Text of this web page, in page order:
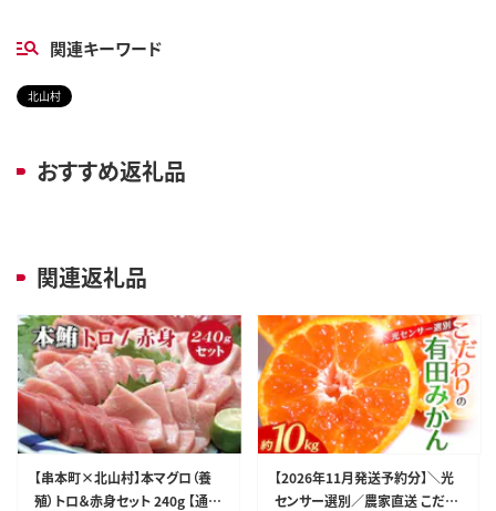
関連キーワード
北山村
おすすめ返礼品
関連返礼品
【串本町×北山村】本マグロ（養
殖）トロ＆赤身セット 240g 【通常
【2026年11月発送予約分】＼光
センサー選別／農家直送 こだわ